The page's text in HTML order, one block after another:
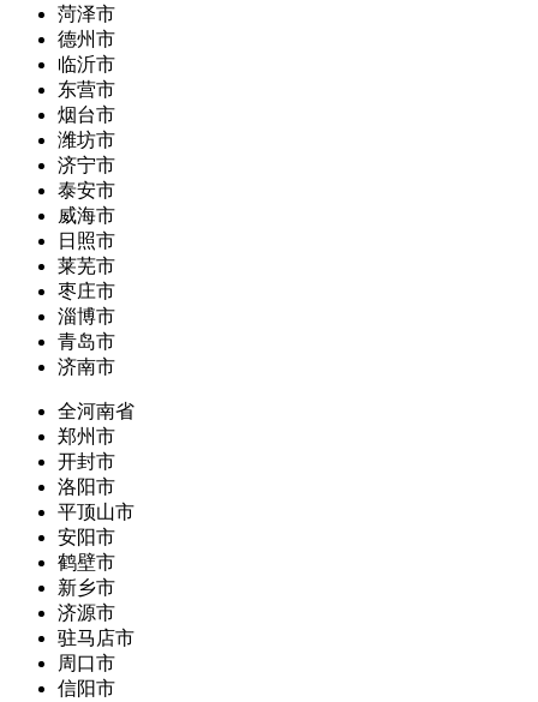
菏泽市
德州市
临沂市
东营市
烟台市
潍坊市
济宁市
泰安市
威海市
日照市
莱芜市
枣庄市
淄博市
青岛市
济南市
全河南省
郑州市
开封市
洛阳市
平顶山市
安阳市
鹤壁市
新乡市
济源市
驻马店市
周口市
信阳市